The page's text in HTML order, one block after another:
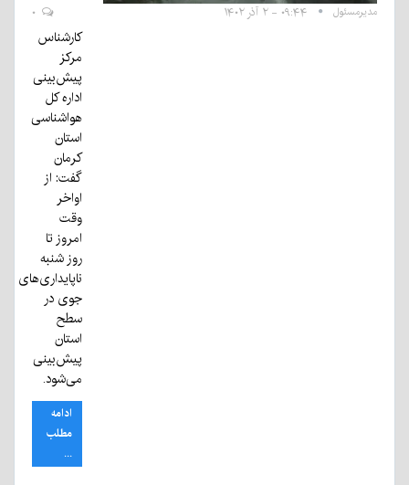
مدیرمسئول ۰۹:۴۴ - ۲ آذر ۱۴۰۲
کارشناس
مرکز
پیش‌بینی
اداره کل
هواشناسی
استان
کرمان
گفت: از
اواخر
وقت
امروز تا
روز شنبه
ناپایداری‌های
جوی در
سطح
استان
پیش‌بینی
می‌شود.
ادامه
مطلب
...